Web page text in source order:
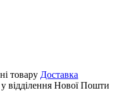
товару Доставка
відділення Нової Пошти